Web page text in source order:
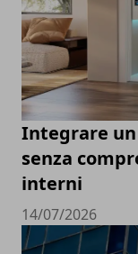
Integrare un
senza
interni
14/07/2026